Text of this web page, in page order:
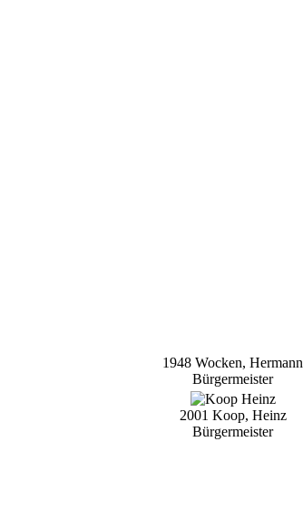
1948 Wocken, Hermann
Bürgermeister
2001 Koop, Heinz
Bürgermeister